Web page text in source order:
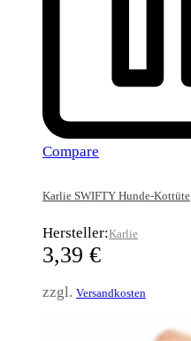
Compare
Karlie SWIFTY Hunde-Kottüte
Hersteller:Karlie
3,39 €
zzgl. Versandkosten